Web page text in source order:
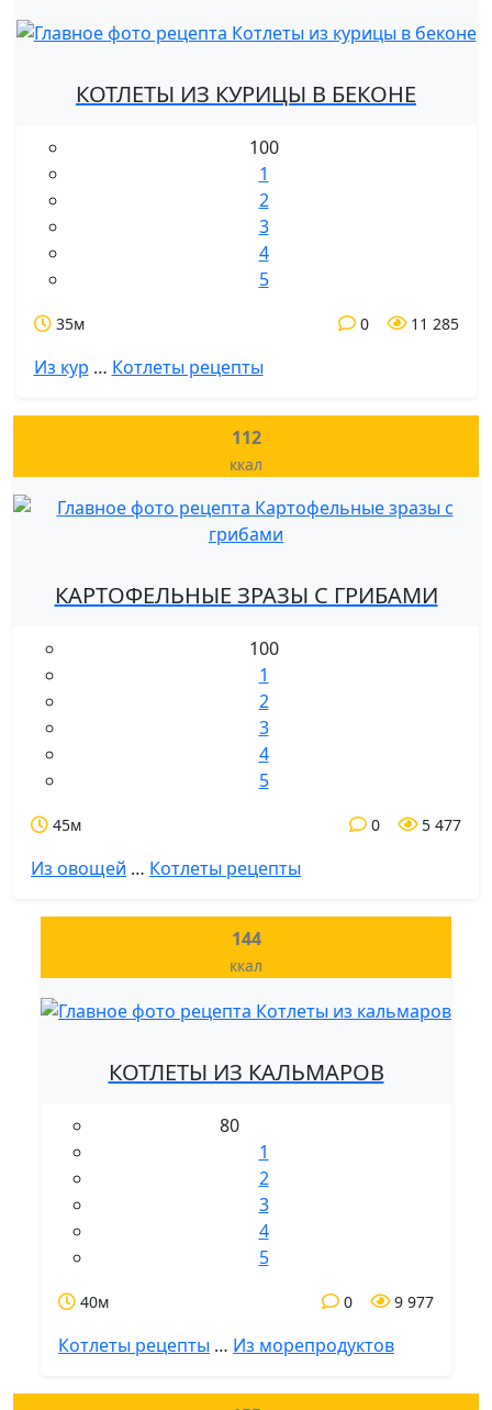
КОТЛЕТЫ ИЗ КУРИЦЫ В БЕКОНЕ
100
1
2
3
4
5
35м 11 285
0
Из кур … Котлеты рецепты
112
ккал
КАРТОФЕЛЬНЫЕ ЗРАЗЫ С ГРИБАМИ
100
1
2
3
4
5
45м 5 477
0
Из овощей … Котлеты рецепты
144
ккал
КОТЛЕТЫ ИЗ КАЛЬМАРОВ
80
1
2
3
4
5
40м 9 977
0
Котлеты рецепты … Из морепродуктов